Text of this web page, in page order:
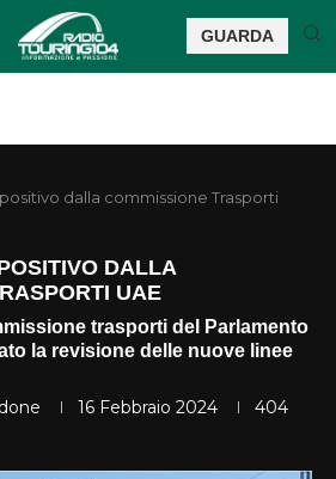
GUARDA
dalla commissione Trasporti
DALLA
UAE
trasporti del Parlamento
la revisione delle nuove linee
16 Febbraio 2024
404